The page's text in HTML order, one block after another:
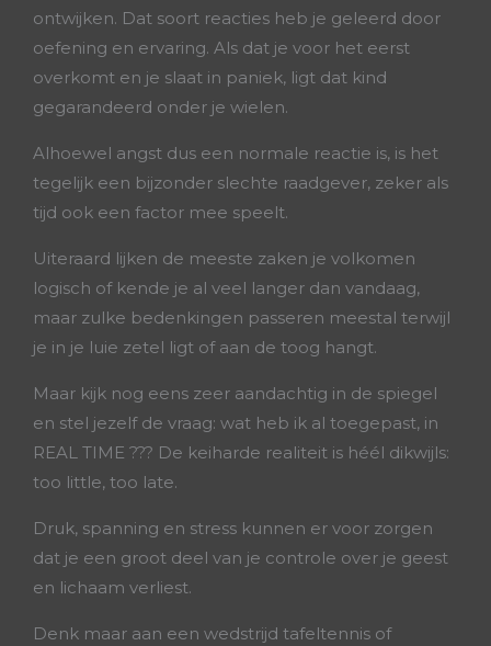
ontwijken. Dat soort reacties heb je geleerd door
oefening en ervaring. Als dat je voor het eerst
overkomt en je slaat in paniek, ligt dat kind
gegarandeerd onder je wielen.
Alhoewel angst dus een normale reactie is, is het
tegelijk een bijzonder slechte raadgever, zeker als
tijd ook een factor mee speelt.
Uiteraard lijken de meeste zaken je volkomen
logisch of kende je al veel langer dan vandaag,
maar zulke bedenkingen passeren meestal terwijl
je in je luie zetel ligt of aan de toog hangt.
Maar kijk nog eens zeer aandachtig in de spiegel
en stel jezelf de vraag: wat heb ik al toegepast, in
REAL TIME ??? De keiharde realiteit is héél dikwijls:
too little, too late.
Druk, spanning en stress kunnen er voor zorgen
dat je een groot deel van je controle over je geest
en lichaam verliest.
Denk maar aan een wedstrijd tafeltennis of